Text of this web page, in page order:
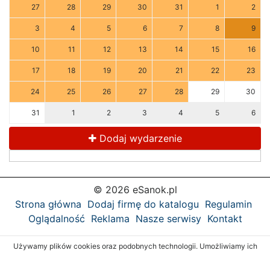
27 28 29 30 31 1 2
3 4 5 6 7 8 9
10 11 12 13 14 15 16
17 18 19 20 21 22 23
24 25 26 27 28 29 30
31 1 2 3 4 5 6
Dodaj wydarzenie
© 2026 eSanok.pl
Strona główna Dodaj firmę do katalogu Regulamin
Oglądalność Reklama Nasze serwisy Kontakt
Używamy plików cookies oraz podobnych technologii. Umożliwiamy ich